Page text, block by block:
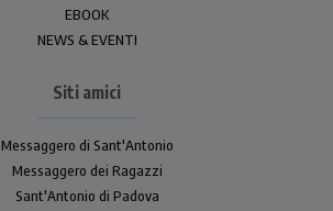
EBOOK
NEWS & EVENTI
Siti amici
Messaggero di Sant'Antonio
Messaggero dei Ragazzi
Sant'Antonio di Padova